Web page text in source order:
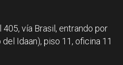
vía Brasil, entrando por
Idaan), piso 11, oficina 11